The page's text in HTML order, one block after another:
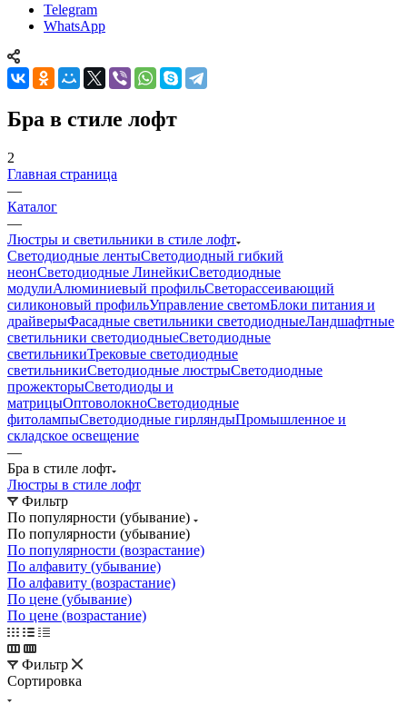
Telegram
WhatsApp
Бра в стиле лофт
2
Главная страница
—
Каталог
—
Люстры и светильники в стиле лофт
Светодиодные лентыСветодиодный гибкий
неонСветодиодные ЛинейкиСветодиодные
модулиАлюминиевый профильСветорассеивающий
силиконовый профильУправление светомБлоки питания и
драйверыФасадные светильники светодиодныеЛандшафтные
светильники светодиодныеСветодиодные
светильникиТрековые светодиодные
светильникиСветодиодные люстрыСветодиодные
прожекторыСветодиоды и
матрицыОптоволокноСветодиодные
фитолампыСветодиодные гирляндыПромышленное и
складское освещение
—
Бра в стиле лофт
Люстры в стиле лофт
Фильтр
По популярности (убывание)
По популярности (убывание)
По популярности (возрастание)
По алфавиту (убывание)
По алфавиту (возрастание)
По цене (убывание)
По цене (возрастание)
Фильтр
Сортировка